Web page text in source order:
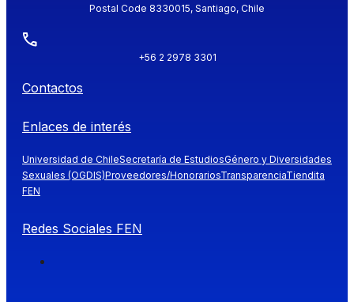
Postal Code 8330015, Santiago, Chile
+56 2 2978 3301
Contactos
Enlaces de interés
Universidad de ChileSecretaría de EstudiosGénero y Diversidades
Sexuales (OGDIS)Proveedores/HonorariosTransparenciaTiendita
FEN
Redes Sociales FEN